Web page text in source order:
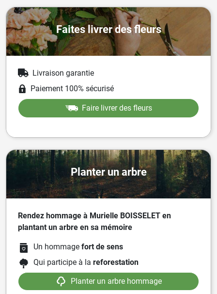
Faites livrer des fleurs
Livraison garantie
Paiement 100% sécurisé
Faire livrer des fleurs
Planter un arbre
Rendez hommage à Murielle BOISSELET en
plantant un arbre en sa mémoire
Un hommage fort de sens
Qui participe à la reforestation
Planter un arbre hommage